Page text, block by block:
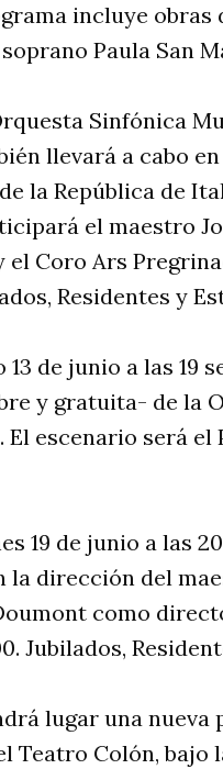
incluye
Paula San
Sinfónica
llevará a cabo
la República de
el maestro
Coro Ars
Residentes y
de junio a las 19
y gratuita- de la
escenario será
19 de junio a las
la dirección del
como
Jubilados,
lugar una
Teatro Colón,